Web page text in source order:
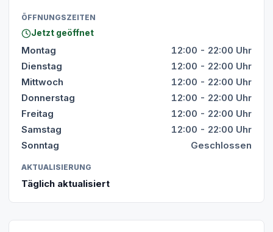
ÖFFNUNGSZEITEN
Jetzt geöffnet
Montag
12:00 - 22:00 Uhr
Dienstag
12:00 - 22:00 Uhr
Mittwoch
12:00 - 22:00 Uhr
Donnerstag
12:00 - 22:00 Uhr
Freitag
12:00 - 22:00 Uhr
Samstag
12:00 - 22:00 Uhr
Sonntag
Geschlossen
AKTUALISIERUNG
Täglich aktualisiert